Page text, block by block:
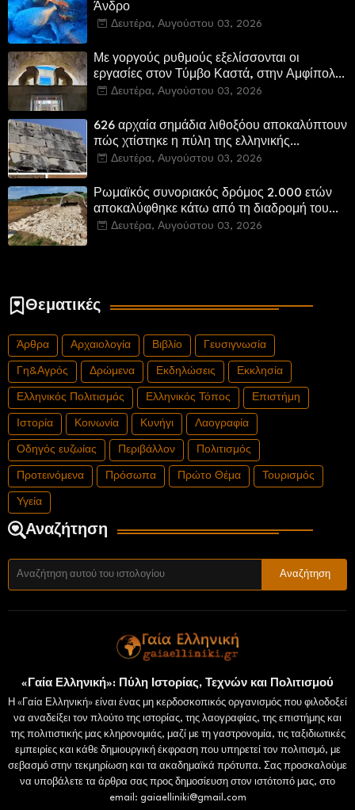
Άνδρο
Δευτέρα, Αυγούστου 03, 2026
Με γοργούς ρυθμούς εξελίσσονται οι
εργασίες στον Τύμβο Καστά, στην Αμφίπολη.
Αποδίδονται μνημεία της πόλης
Δευτέρα, Αυγούστου 03, 2026
626 αρχαία σημάδια λιθοξόου αποκαλύπτουν
πώς χτίστηκε η πύλη της ελληνικής
Πτολεμαΐδας στη Λιβύη
Δευτέρα, Αυγούστου 03, 2026
Ρωμαϊκός συνοριακός δρόμος 2.000 ετών
αποκαλύφθηκε κάτω από τη διαδρομή του
νέου αυτοκινητόδρομου Α8 της Γερμανίας
Δευτέρα, Αυγούστου 03, 2026
Θεματικές
Άρθρα Αρχαιολογία Βιβλίο Γευσιγνωσία
Γη&Αγρός Δρώμενα Εκδηλώσεις Εκκλησία
Ελληνικός Πολιτισμός Ελληνικός Τόπος Επιστήμη
Ιστορία Κοινωνία Κυνήγι Λαογραφία
Οδηγός ευζωίας Περιβάλλον Πολιτισμός
Προτεινόμενα Πρόσωπα Πρώτο Θέμα Τουρισμός
Υγεία
Αναζήτηση
«Γαία Ελληνική»: Πύλη Ιστορίας, Τεχνών και Πολιτισμού
Η «Γαία Ελληνική» είναι ένας μη κερδοσκοπικός οργανισμός που φιλοδοξεί
να αναδείξει τον πλούτο της ιστορίας, της λαογραφίας, της επιστήμης και
της πολιτιστικής μας κληρονομιάς, μαζί με τη γαστρονομία, τις ταξιδιωτικές
εμπειρίες και κάθε δημιουργική έκφραση που υπηρετεί τον πολιτισμό, με
σεβασμό στην τεκμηρίωση και τα ακαδημαϊκά πρότυπα. Σας προσκαλούμε
να υποβάλετε τα άρθρα σας προς δημοσίευση στον ιστότοπό μας, στο
email: gaiaelliniki@gmail.com